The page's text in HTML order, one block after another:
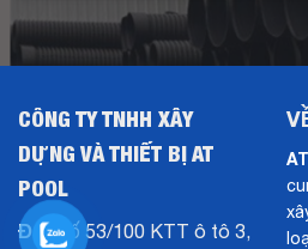
CÔNG TY TNHH XÂY
DỰNG VÀ THIẾT BỊ AT
POOL
ĐC:Số 53/100 KTT ô tô 3,